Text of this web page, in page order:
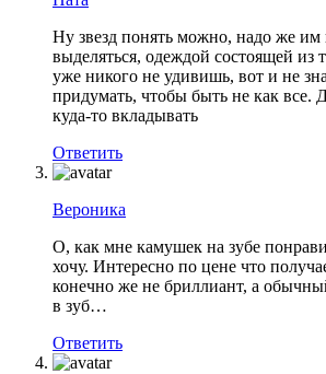
Ну звезд понять можно, надо же им
выделяться, одеждой состоящей из
уже никого не удивишь, вот и не
придумать, чтобы быть не как все.
куда-то вкладывать
Ответить
Вероника
О, как мне камушек на зубе
хочу. Интересно по цене что
конечно же не бриллиант, а
в зуб…
Ответить